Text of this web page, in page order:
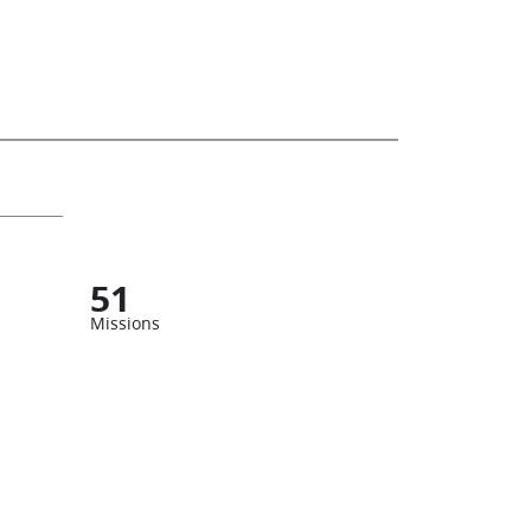
51
Missions